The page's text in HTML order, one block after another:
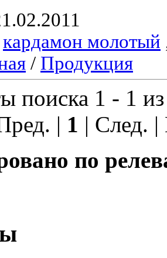
кардамон молотый
/ Продукция
поиска 1 - 1
| 1 | След.
по